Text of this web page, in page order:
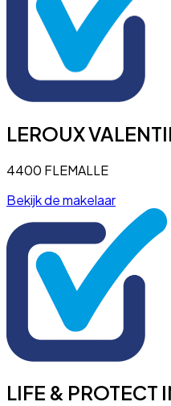
LEROUX
4400 FLEMALLE
Bekijk de makelaar
LIFE & PROTECT